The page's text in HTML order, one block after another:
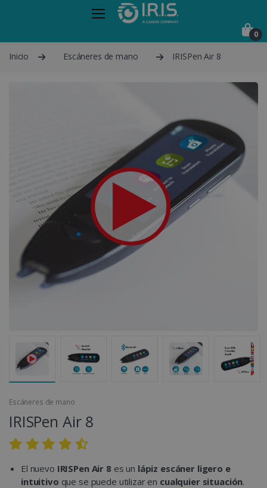
0
Inicio Escáneres de mano IRISPen Air 8
Escáneres de mano
IRISPen Air 8
El nuevo IRISPen Air 8es un lápiz escáner ligero e
intuitivo que se puede utilizar en cualquier situación.